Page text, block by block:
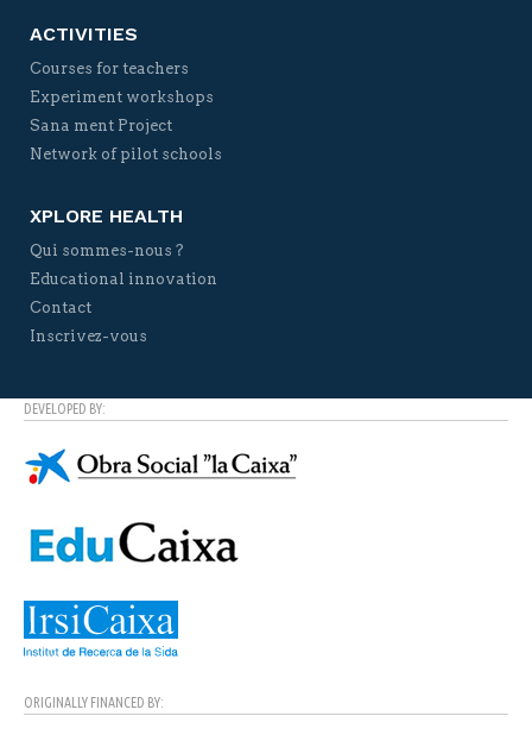
ACTIVITIES
Courses for teachers
Experiment workshops
Sana ment Project
Network of pilot schools
XPLORE HEALTH
Qui sommes-nous ?
Educational innovation
Contact
Inscrivez-vous
DEVELOPED BY:
ORIGINALLY FINANCED BY: